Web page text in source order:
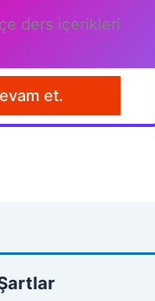
ders içerikleri
et.